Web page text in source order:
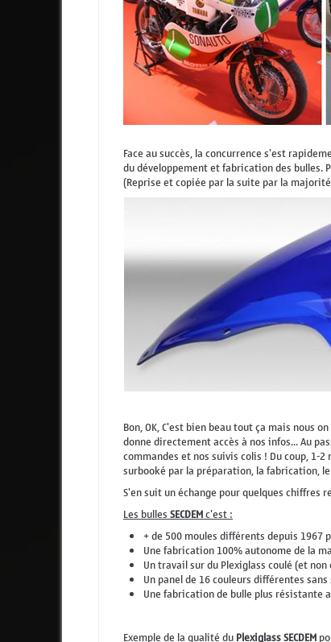
Face au succès, la concurrence s'est
du développement et fabrication des bulles.
(Reprise et copiée par la suite par la
Bon, OK, C'est bien beau tout ça mais nous
donne directement accès à nos infos... Au
commandes et nos suivis colis ! Du coup, 1-
surbooké par la préparation, la fabrication,
S'en suit un échange pour quelques chiffres
Les bullesSECDEMc'est :
+ de 500 moules différents depuis 1967
Une fabrication 100% autonome de la
Un travail sur du Plexiglass coulé (et
Un panel de 16 couleurs différentes
Une fabrication de bulle plus résistante
Exemple de la qualité duPlexiglass SECDEM